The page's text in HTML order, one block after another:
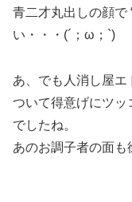
青二才丸出しの顔で
い・・・(´；ω；`)
あ、でも人消し屋エ
ついて得意げにツッ
でしたね。
あのお調子者の面も